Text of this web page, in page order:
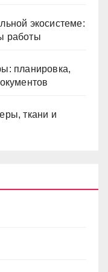
экосистеме:
работы
планировка,
ткани и